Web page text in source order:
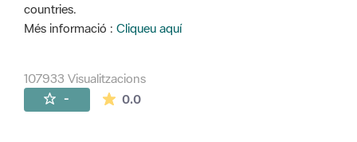
countries.
Més informació : Cliqueu aquí
107933 Visualitzacions
- 0.0La mitjana de les valoracions és de 0